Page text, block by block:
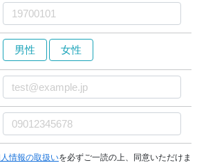
男性 女性
情報の取扱いを必ずご一読の上、同意いただけま